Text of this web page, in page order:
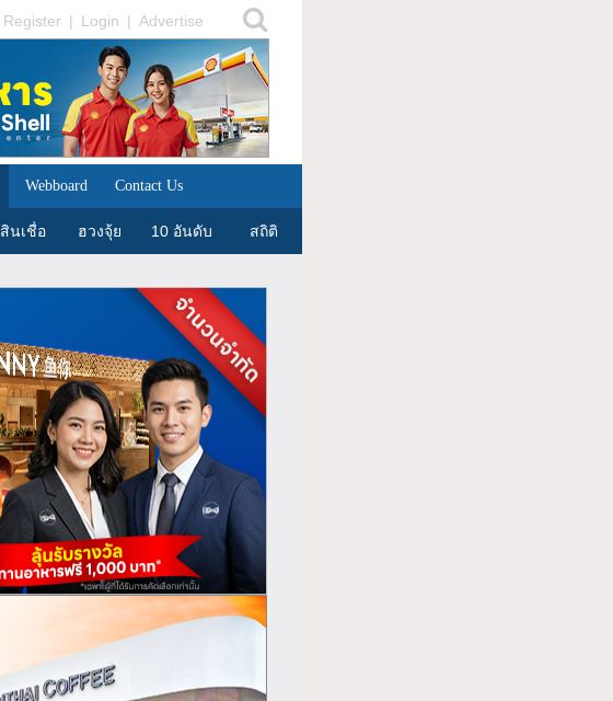
Register | Login | Advertise
Webboard Contact Us
สินเชื่อ ฮวงจุ้ย 10 อันดับ สถิติ